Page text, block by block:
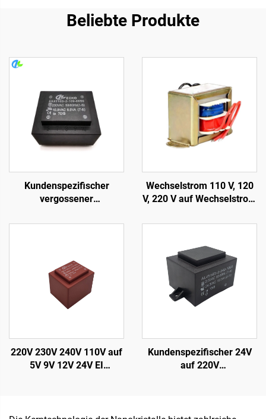
Beliebte Produkte
Kundenspezifischer
vergossener
Leiterplatten-
Verstärker
Wechselstrom 110 V, 120
V, 220 V auf Wechselstrom
V einphasiger EI-
220V 230V 240V 110V auf
5V 9V 12V 24V EI
Kundenspezifischer 24V
auf 220V